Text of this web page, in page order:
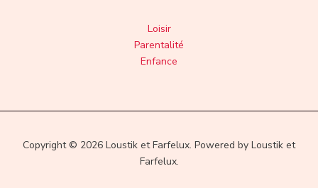
Loisir
Parentalité
Enfance
Copyright © 2026 Loustik et Farfelux. Powered by Loustik et
Farfelux.